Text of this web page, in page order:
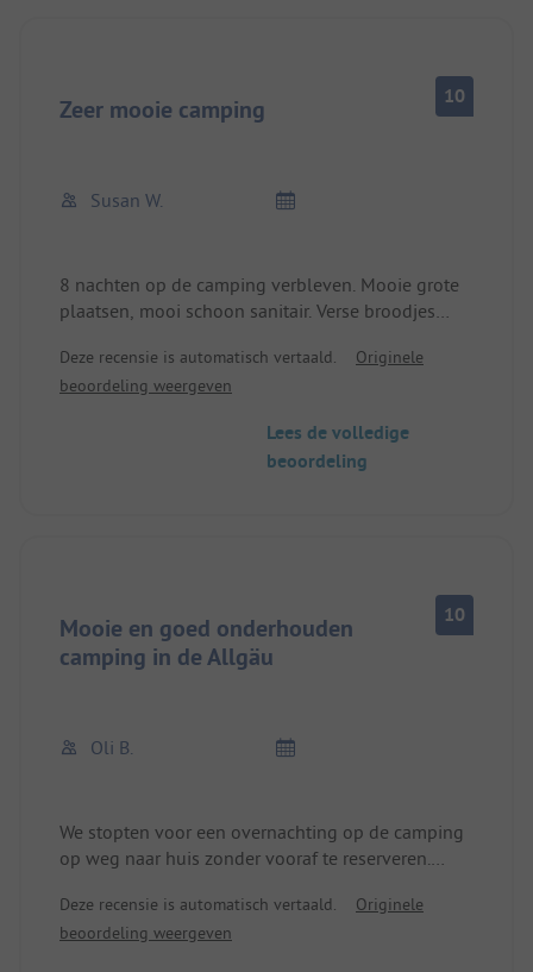
Zeer mooie camping 10
Susan W.
8 nachten op de camping verbleven. Mooie grote
plaatsen, mooi schoon sanitair. Verse broodjes
graag nog eens :)
Deze recensie is automatisch vertaald.
Originele
beoordeling weergeven
Lees de volledige
beoordeling
Mooie en goed onderhouden
camping in de Allgäu
10
Oli B.
We stopten voor een overnachting op de camping
op weg naar huis zonder vooraf te reserveren.
ons welkom.
De camping is bezaaid met vaste kampeerders, wat
Deze recensie is automatisch vertaald.
Originele
beoordeling weergeven